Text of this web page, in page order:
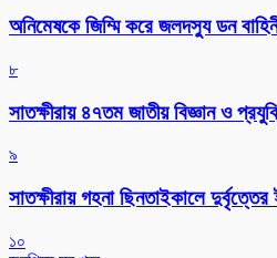
অনিমেষকে জিম্মি করে জলদস্যু ডন
৮
সাতক্ষীরায় ৪৭তম জাতীয় বিজ্ঞান ও
৯
সাতক্ষীরায় গহনা ছিনতাইকালে
১০